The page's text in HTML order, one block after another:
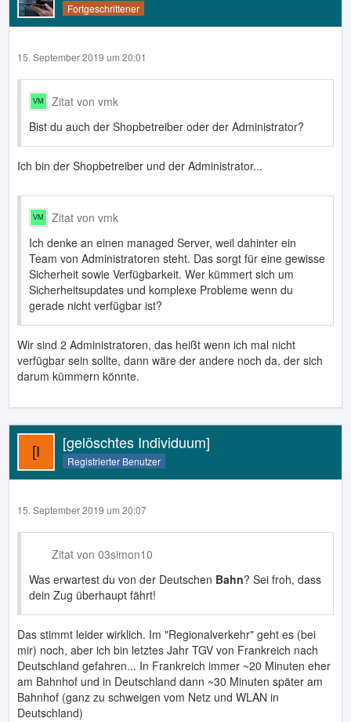
Fortgeschrittener
15. September 2019 um 20:01
Zitat von vmk
Bist du auch der Shopbetreiber oder der Administrator?
Ich bin der Shopbetreiber und der Administrator...
Zitat von vmk
Ich denke an einen managed Server, weil dahinter ein
Team von Administratoren steht. Das sorgt für eine gewisse
Sicherheit sowie Verfügbarkeit. Wer kümmert sich um
Sicherheitsupdates und komplexe Probleme wenn du
gerade nicht verfügbar ist?
Wir sind 2 Administratoren, das heißt wenn ich mal nicht
verfügbar sein sollte, dann wäre der andere noch da, der sich
darum kümmern könnte.
[gelöschtes Individuum]
Registrierter Benutzer
15. September 2019 um 20:07
Zitat von 03simon10
Was erwartest du von der Deutschen Bahn? Sei froh, dass
dein Zug überhaupt fährt!
Das stimmt leider wirklich. Im "Regionalverkehr" geht es (bei
mir) noch, aber ich bin letztes Jahr TGV von Frankreich nach
Deutschland gefahren... In Frankreich immer ~20 Minuten eher
am Bahnhof und in Deutschland dann ~30 Minuten später am
Bahnhof (ganz zu schweigen vom Netz und WLAN in
Deutschland)